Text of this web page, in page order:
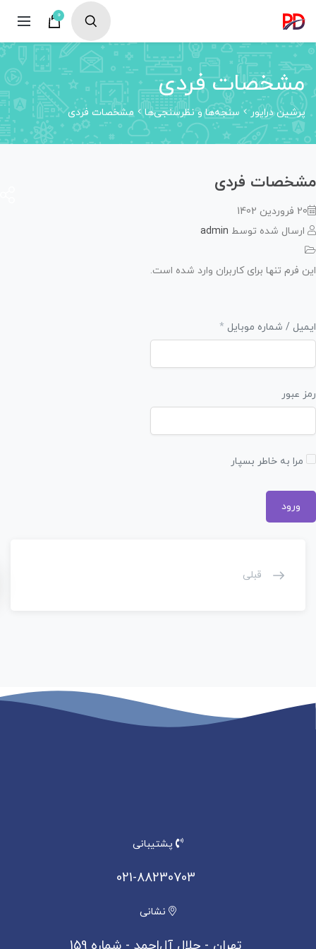
0
فردی
درایور سنجه‌ها و نظرسنجی‌ها مشخصات فردی
فردی
1402
شده توسطadmin
فرم تنها برای کاربران وارد شده است.
/ شماره موبایل*
عبور
به خاطر بسپار
قبلی
پشتیبانی
021-88230703
نشانی
تهران - جلال آل‌احمد - شماره 159